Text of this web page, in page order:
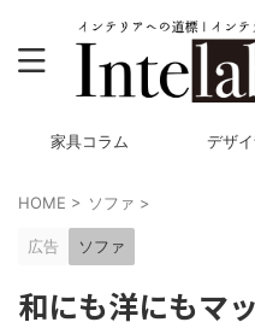
家具コラム デザ
HOME > ソファ >
広告 ソファ
和にも洋にもマ